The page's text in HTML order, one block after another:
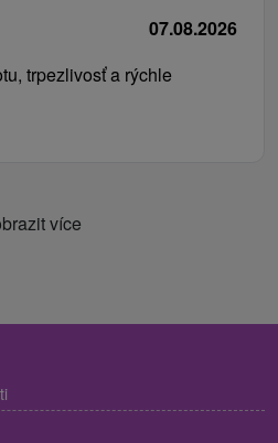
07.08.2026
trpezlivosť a rýchle
více